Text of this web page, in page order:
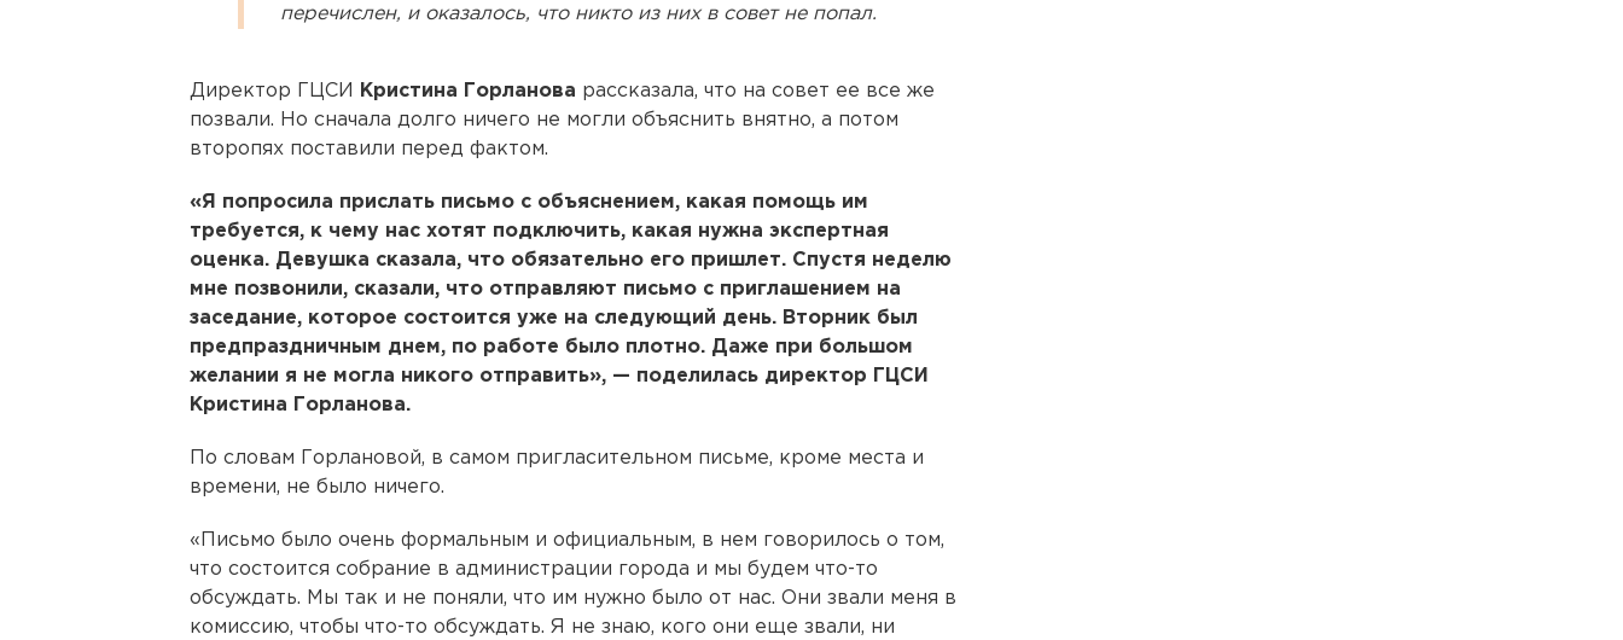
перечислен, и оказалось, что никто из них в совет не попал.
Директор ГЦСИ Кристина Горланова рассказала, что на совет ее все же
позвали. Но сначала долго ничего не могли объяснить внятно, а потом
второпях поставили перед фактом.
«Я попросила прислать письмо с объяснением, какая помощь им
требуется, к чему нас хотят подключить, какая нужна экспертная
оценка. Девушка сказала, что обязательно его пришлет. Спустя неделю
мне позвонили, сказали, что отправляют письмо с приглашением на
заседание, которое состоится уже на следующий день. Вторник был
предпраздничным днем, по работе было плотно. Даже при большом
желании я не могла никого отправить», — поделилась директор ГЦСИ
Кристина Горланова.
По словам Горлановой, в самом пригласительном письме, кроме места и
времени, не было ничего.
«Письмо было очень формальным и официальным, в нем говорилось о том,
что состоится собрание в администрации города и мы будем что-то
обсуждать. Мы так и не поняли, что им нужно было от нас. Они звали меня в
комиссию, чтобы что-то обсуждать. Я не знаю, кого они еще звали, ни